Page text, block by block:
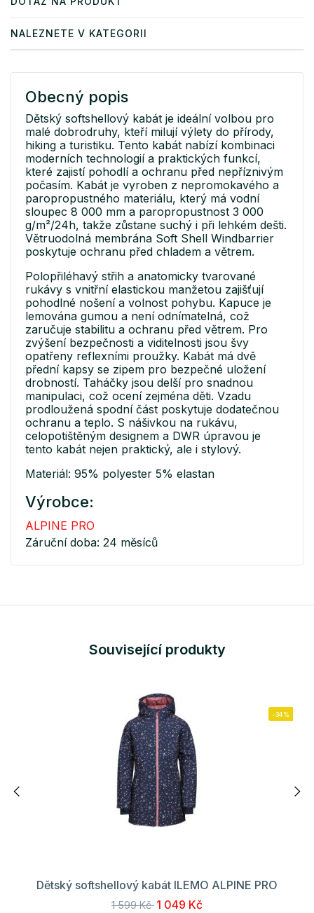
NALEZNETE V KATEGORII
Obecný popis
Dětský softshellový kabát je ideální volbou pro
malé dobrodruhy, kteří milují výlety do přírody,
hiking a turistiku. Tento kabát nabízí kombinaci
moderních technologií a praktických funkcí,
které zajistí pohodlí a ochranu před nepříznivým
počasím. Kabát je vyroben z nepromokavého a
paropropustného materiálu, který má vodní
sloupec 8 000 mm a paropropustnost 3 000
g/m²/24h, takže zůstane suchý i při lehkém dešti.
Větruodolná membrána Soft Shell Windbarrier
poskytuje ochranu před chladem a větrem.
Polopřiléhavý střih a anatomicky tvarované
rukávy s vnitřní elastickou manžetou zajišťují
pohodlné nošení a volnost pohybu. Kapuce je
lemována gumou a není odnímatelná, což
zaručuje stabilitu a ochranu před větrem. Pro
zvýšení bezpečnosti a viditelnosti jsou švy
opatřeny reflexními proužky. Kabát má dvě
přední kapsy se zipem pro bezpečné uložení
drobností. Taháčky jsou delší pro snadnou
manipulaci, což ocení zejména děti. Vzadu
prodloužená spodní část poskytuje dodatečnou
ochranu a teplo. S nášivkou na rukávu,
celopotištěným designem a DWR úpravou je
tento kabát nejen praktický, ale i stylový.
Materiál: 95% polyester 5% elastan
Výrobce:
ALPINE PRO
Záruční doba: 24 měsíců
Související produkty
-34%
Dětský softshellový kabát ILEMO ALPINE PRO
1 599 Kč 1 049 Kč